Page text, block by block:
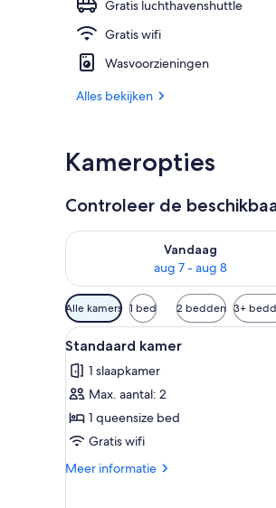
Gratis luchthavenshuttle
Gratis wifi
Wasvoorzieningen
Alles bekijken
Kameropties
Controleer de
Vandaag
aug 7 - aug 8
De beschikbaarheid
Beschikbare
filters
voor
kamers
Alle kamers 1 bed 2 bedden 3+
Alle
foto's
voor
Standaard
kamer
laden
Een
5
Standaard kamer
1 slaapkamer
Max. aantal: 2
1 queensize bed
Gratis wifi
Meer informatie
Meer